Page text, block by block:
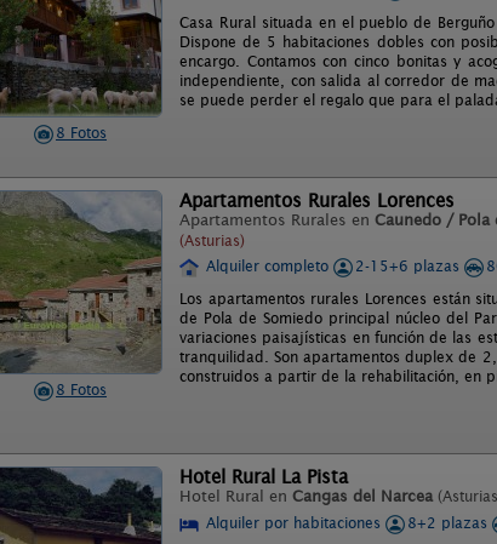
8 Fotos
Casa Rural situada en el pueblo de
Dispone de 5 habitaciones dobles con
encargo. Contamos con cinco bonitas y
independiente, con salida al corredor de
se puede perder el regalo que para el
8 Fotos
Apartamentos Rurales Lorences
Apartamentos Rurales en Caunedo / Pola
(Asturias)
Alquiler completo 2-15+6 plazas
Los apartamentos rurales Lorences están
de Pola de Somiedo principal núcleo del
variaciones paisajísticas en función de las
tranquilidad. Son apartamentos duplex de
construidos a partir de la rehabilitación, en
Hotel Rural La Pista
Hotel Rural en Cangas del Narcea
Alquiler por habitaciones
8+2 plazas